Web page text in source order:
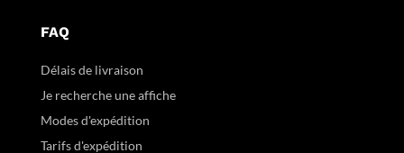
FAQ
Délais de livraison
Je recherche une affiche
Modes d'expédition
Tarifs d'expédition